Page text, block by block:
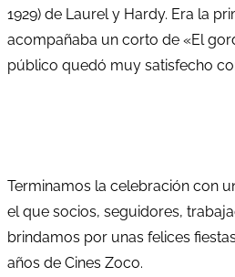
1929) de Laurel y Hardy. Era la
acompañaba un corto de «El
público quedó muy satisfecho
Terminamos la celebración con
el que socios, seguidores,
brindamos por unas felices
años de Cines Zoco.